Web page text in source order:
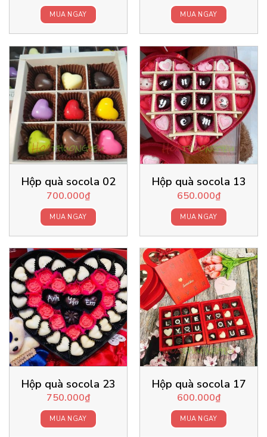
MUA NGAY MUA NGAY
Hộp quà socola 02
700.000₫
MUA NGAY
Hộp quà socola 13
650.000₫
MUA NGAY
Hộp quà socola 23
750.000₫
MUA NGAY
Hộp quà socola 17
600.000₫
MUA NGAY